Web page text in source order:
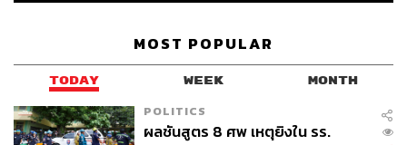
MOST POPULAR
TODAY WEEK MONTH
POLITICS
ผลชันสูตร 8 ศพ เหตุยิงใน รร.